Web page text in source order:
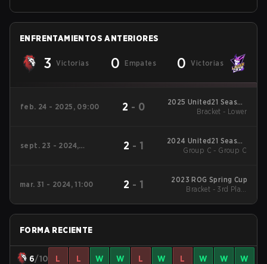
ENFRENTAMIENTOS ANTERIORES
3 Victorias 0 Empates 0 Victorias
feb. 24 - 2025, 09:00 2 - 0
2025 United21 Season
27
Bracket - Lower
sept. 23 - 2024,
2 - 1
2024 United21 Season
20
Group C - Group C
mar. 31 - 2024, 11:00 2 - 1
2023 ROG Spring Cup
Bracket - 3rd Place
FORMA RECIENTE
6/10 L L W W L W L W W W